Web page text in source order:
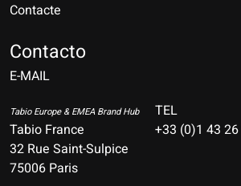
Contacte
Contacto
E-MAIL
Tabio Europe & EMEA Brand Hub
Tabio France
32 Rue Saint-Sulpice
75006 Paris
TEL
+33 (0)1 43
Español